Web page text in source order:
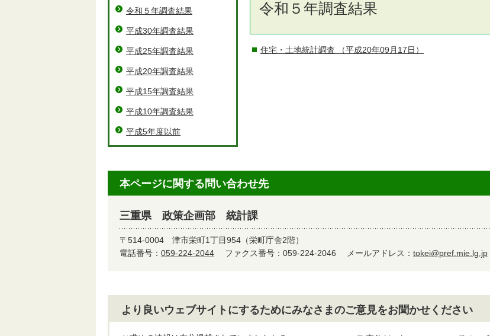
令和５年調査結果
住宅・土地統計調査 （平成20年09月17日）
令和５年調査結果
平成30年調査結果
平成25年調査結果
平成20年調査結果
平成15年調査結果
平成10年調査結果
平成5年度以前
本ページに関する問い合わせ先
三重県 政策企画部 統計課
〒514-0004 津市栄町1丁目954（栄町庁舎2階）
電話番号： 059-224-2044 ファクス番号：059-224-2046 メールアドレス： tokei@pref.mie.lg.jp
より良いウェブサイトにするためにみなさまのご意見をお聞かせください